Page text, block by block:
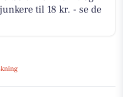
til 18 kr. - se de